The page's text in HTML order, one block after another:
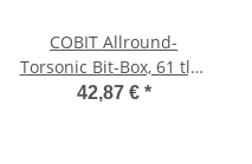
COBIT Allround-
Torsonic Bit-Box, 61 tlg.,
verlängerte Bits mit
42,87 € *